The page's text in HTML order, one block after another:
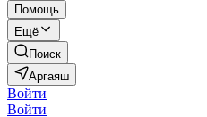
Помощь
Ещё
Поиск
Аргаяш
Войти
Войти